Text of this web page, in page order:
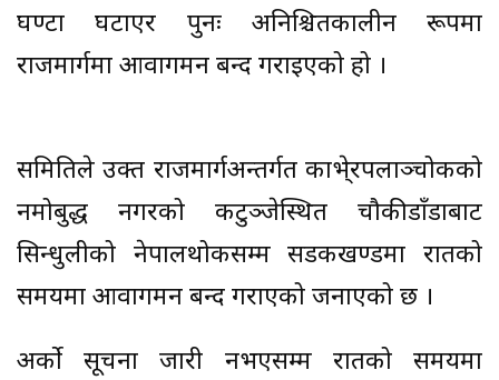
घण्टा घटाएर पुनः अनिश्चितकालीन रूपमा
राजमार्गमा आवागमन बन्द गराइएको हो ।
समितिले उक्त राजमार्गअन्तर्गत काभे्रपलाञ्चोकको
नमोबुद्ध नगरको कटुञ्जेस्थित चौकीडाँडाबाट
सिन्धुलीको नेपालथोकसम्म सडकखण्डमा रातको
समयमा आवागमन बन्द गराएको जनाएको छ ।
अर्को सूचना जारी नभएसम्म रातको समयमा